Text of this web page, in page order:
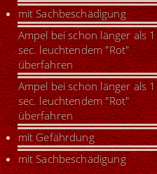
mit Sachbeschädigung
Ampel bei schon länger als 1
sec. leuchtendem "Rot"
überfahren
Ampel bei schon länger als 1
sec. leuchtendem "Rot"
überfahren
mit Gefährdung
mit Sachbeschädigung